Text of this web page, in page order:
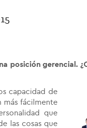
posición gerencial.
capacidad de
más fácilmente
que
las cosas que